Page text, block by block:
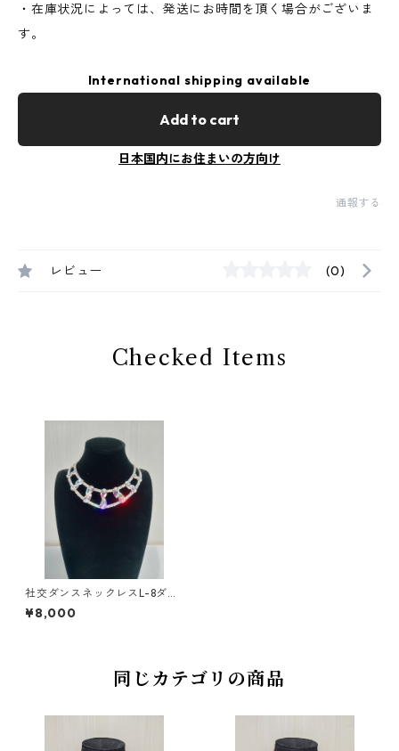
・在庫状況によっては、発送にお時間を頂く場合がございま
す。
International shipping available
Add to cart
日本国内にお住まいの方向け
通報する
レビュー (0)
Checked Items
社交ダンスネックレスL-8ダン
スアクセサリーベリーダンス
ブライダルアクセサリー
¥8,000
同じカテゴリの商品